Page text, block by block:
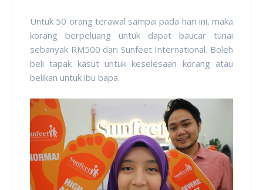
Untuk 50 orang terawal sampai pada hari ini, maka
korang berpeluang untuk dapat baucar tunai
sebanyak RM500 dari Sunfeet International. Boleh
beli tapak kasut untuk keselesaan korang atau
belikan untuk ibu bapa.